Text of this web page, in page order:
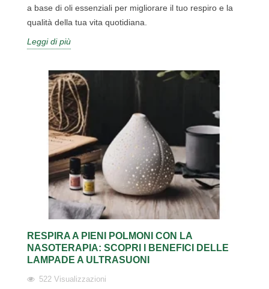
a base di oli essenziali per migliorare il tuo respiro e la
qualità della tua vita quotidiana.
Leggi di più
RESPIRA A PIENI POLMONI CON LA
NASOTERAPIA: SCOPRI I BENEFICI DELLE
LAMPADE A ULTRASUONI
522 Visualizzazioni